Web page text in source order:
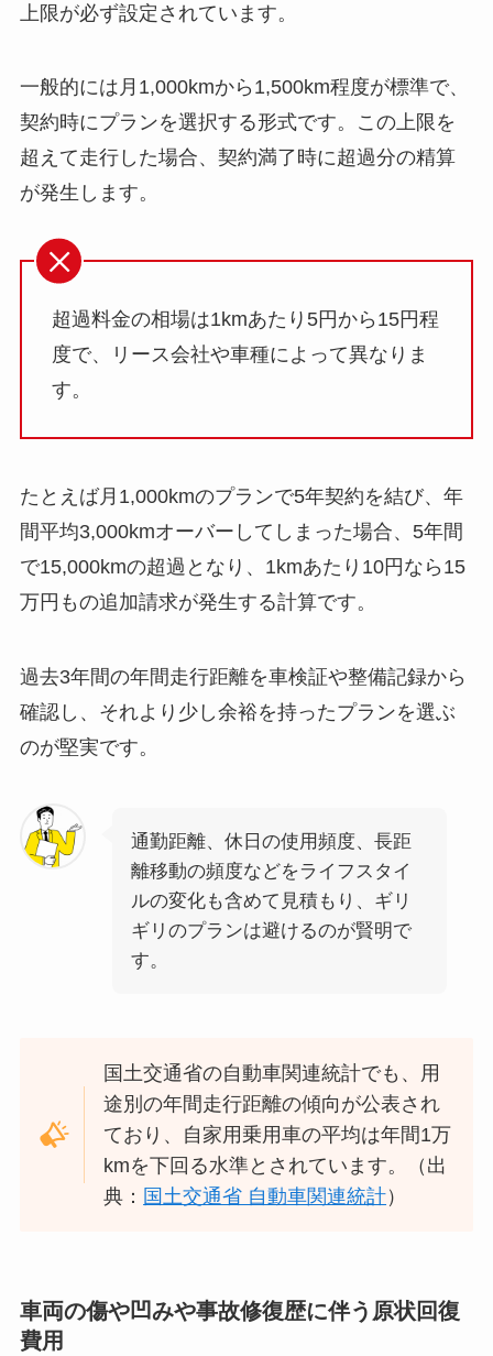
上限が必ず設定されています。
一般的には月1,000kmから1,500km程度が標準で、
契約時にプランを選択する形式です。この上限を
超えて走行した場合、契約満了時に超過分の精算
が発生します。
超過料金の相場は1kmあたり5円から15円程
度で、リース会社や車種によって異なりま
す。
たとえば月1,000kmのプランで5年契約を結び、年
間平均3,000kmオーバーしてしまった場合、5年間
で15,000kmの超過となり、1kmあたり10円なら15
万円もの追加請求が発生する計算です。
過去3年間の年間走行距離を車検証や整備記録から
確認し、それより少し余裕を持ったプランを選ぶ
のが堅実です。
通勤距離、休日の使用頻度、長距
離移動の頻度などをライフスタイ
ルの変化も含めて見積もり、ギリ
ギリのプランは避けるのが賢明で
す。
国土交通省の自動車関連統計でも、用
途別の年間走行距離の傾向が公表され
ており、自家用乗用車の平均は年間1万
kmを下回る水準とされています。（出
典： 国土交通省 自動車関連統計）
車両の傷や凹みや事故修復歴に伴う原状回復
費用